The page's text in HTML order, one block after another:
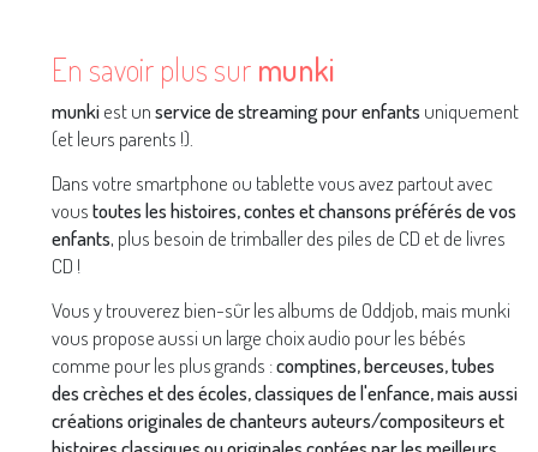
En savoir plus sur munki
munkiest unservice de streaming pour enfants uniquement
(et leurs parents !).
Dans votre smartphone ou tablette vous avez partout avec
voustoutes les histoires, contes et chansons préférés de vos
enfants, plus besoin de trimballer des piles de CD et de livres
CD !
Vous y trouverez bien-sûr les albums de Oddjob, mais munki
vous propose aussi un large choix audio pour les bébés
comme pour les plus grands :comptines, berceuses, tubes
des crèches et des écoles, classiques de l'enfance, mais aussi
créations originales de chanteurs auteurs/compositeurs et